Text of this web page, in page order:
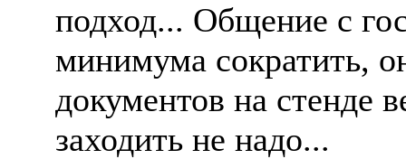
подход... Общение с
минимума сократить,
документов на стенде
заходить не надо...